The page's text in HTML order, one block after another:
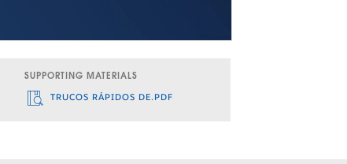
SUPPORTING MATERIALS
TRUCOS RÁPIDOS DE.PDF